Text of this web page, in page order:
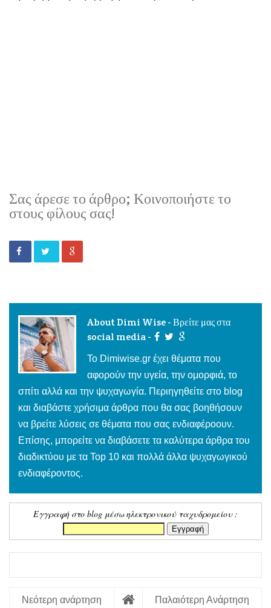
Σας άρεσε το άρθρο; Κοινοποιήστε το
στους φίλους σας!
About Dimi Wise - Βρείτε μας στα
social media -
To Dimiwise.gr έχει θέματα που
αφορούν την υγεία, την ομορφιά, το
σπίτι αλλά και την ψυχαγωγία. Περιηγηθείτε στο blog
και διαβάστε χρήσιμα άρθρα που θα σας βοηθήσουν
να βρείτε λύσεις σε θέματα που σας ενδιαφέροουν.
Επίσης, μπορείτε να διαβάσετε τα καλύτερα άρθρα του
διαδικτύου με τα Top 10 και πολλά άλλα ψυχαγωγικού
ενδιαφέροντος.
Εγγραφή στο blog μέσω ηλεκτρονικού ταχυδρομείου :
Νεότερη ανάρτηση Παλαιότερη Ανάρτηση